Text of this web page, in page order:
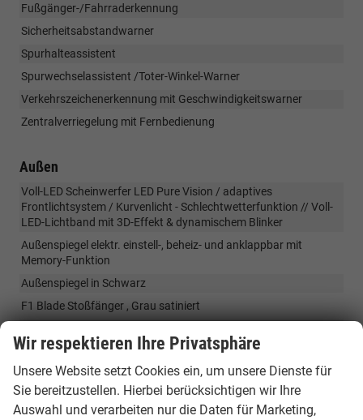
Fußgänger-/Fahrraderkennung
Sicherheitsabstandwarner
Spurhalteassistent
Spurwechselassistent /Toter-Winkel-Warner
Verkehrszeichenerkennung mit Geschwindigkeitswarner
Zentralverriegelung mit Fernbedienung
Außen
Voll-LED Scheinwerfer LED Pure Vision / adaptives
Frontlichtsystem / Kurvenlicht - Schlechtwetterfunktion // Voll-
LED-Lichtband mit 3D-Effekt & dynamischem Blinker
Außenspiegel elektr. einstell-, beheiz- und anklappbar mit
Memory-Funktion
Außenspiegel in Schwarz
F1 Blade Stoßfänger , Grau satiniert
Heckscheibe beheizbar
LED-Tagfahrlicht /LED Rückleuchten
Nebelschlussleuchte
Wir respektieren Ihre Privatsphäre
Unsere Website setzt Cookies ein, um unsere Dienste für
Sie bereitzustellen. Hierbei berücksichtigen wir Ihre
Auswahl und verarbeiten nur die Daten für Marketing,